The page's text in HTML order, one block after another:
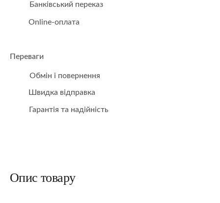
Банківський переказ
Online-оплата
Переваги
Обмін і повернення
Швидка відправка
Гарантія та надійність
Опис товару